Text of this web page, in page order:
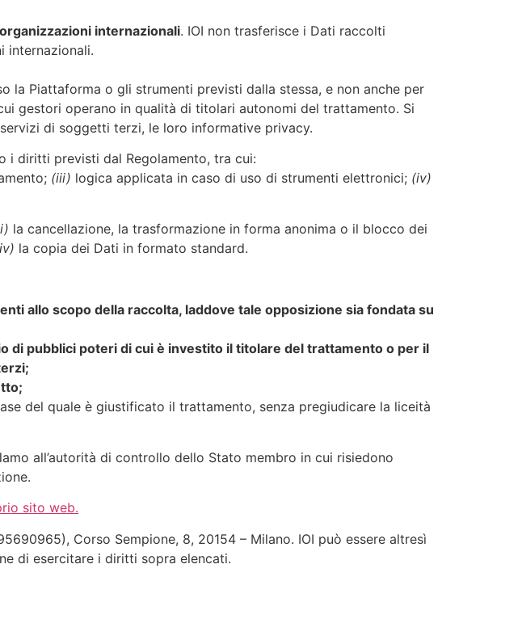
internazionali. IOI non trasferisce i Dati raccolti
internazionali.
Piattaforma o gli strumenti previsti dalla stessa, e non anche per
gestori operano in qualità di titolari autonomi del trattamento. Si
di soggetti terzi, le loro informative privacy.
i diritti previsti dal Regolamento, tra cui:
(iii) logica applicata in caso di uso di strumenti elettronici; (iv)
la cancellazione, la trasformazione in forma anonima o il blocco dei
la copia dei Dati in formato standard.
allo scopo della raccolta, laddove tale opposizione sia fondata su
di pubblici poteri di cui è investito il titolare del trattamento o per il
del quale è giustificato il trattamento, senza pregiudicare la liceità
all’autorità di controllo dello Stato membro in cui risiedono
sito web.
Corso Sempione, 8, 20154 – Milano. IOI può essere altresì
di esercitare i diritti sopra elencati.